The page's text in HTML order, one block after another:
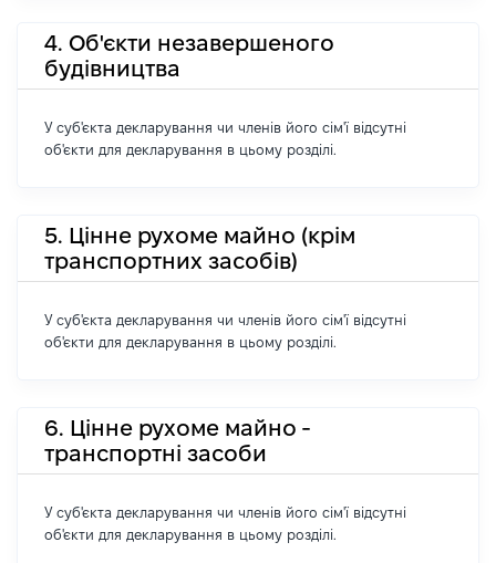
4. Об'єкти незавершеного
будівництва
У суб'єкта декларування чи членів його сім'ї відсутні
об'єкти для декларування в цьому розділі.
5. Цінне рухоме майно (крім
транспортних засобів)
У суб'єкта декларування чи членів його сім'ї відсутні
об'єкти для декларування в цьому розділі.
6. Цінне рухоме майно -
транспортні засоби
У суб'єкта декларування чи членів його сім'ї відсутні
об'єкти для декларування в цьому розділі.